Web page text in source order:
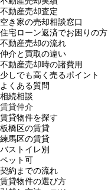
不動産売却査定
空き家の売却相談窓口
住宅ローン返済でお困りの方
不動産売却の流れ
仲介と買取の違い
不動産売却時の諸費用
少しでも高く売るポイント
よくある質問
相続相談
賃貸仲介
賃貸物件を探す
板橋区の賃貸
練馬区の賃貸
バストイレ別
ペット可
契約までの流れ
賃貸物件の選び方